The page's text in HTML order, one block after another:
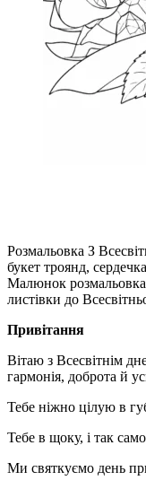
Розмальовка З
букет троянд,
Малюнок розмальовка
листівки до
Привітання
Вітаю з Всесвітнім
гармонія, доброта й
Тебе ніжно цілую в
Тебе в щоку, і так
Ми святкуємо день